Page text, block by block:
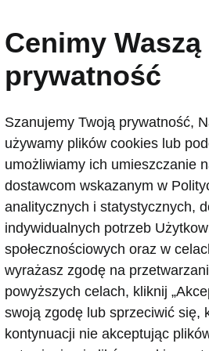
akumulatora
RS
m
szybka stacja
(DC)165 kW
więcej
Cenimy Waszą
prywatność
Szanujemy Twoją prywatność,
używamy plików cookies lub
umożliwiamy ich umieszczanie
dostawcom wskazanym w
analitycznych i statystycznych,
indywidualnych potrzeb
społecznościowych oraz w
wyrażasz zgodę na
powyższych celach, kliknij
swoją zgodę lub sprzeciwić się,
kontynuacji nie akceptując